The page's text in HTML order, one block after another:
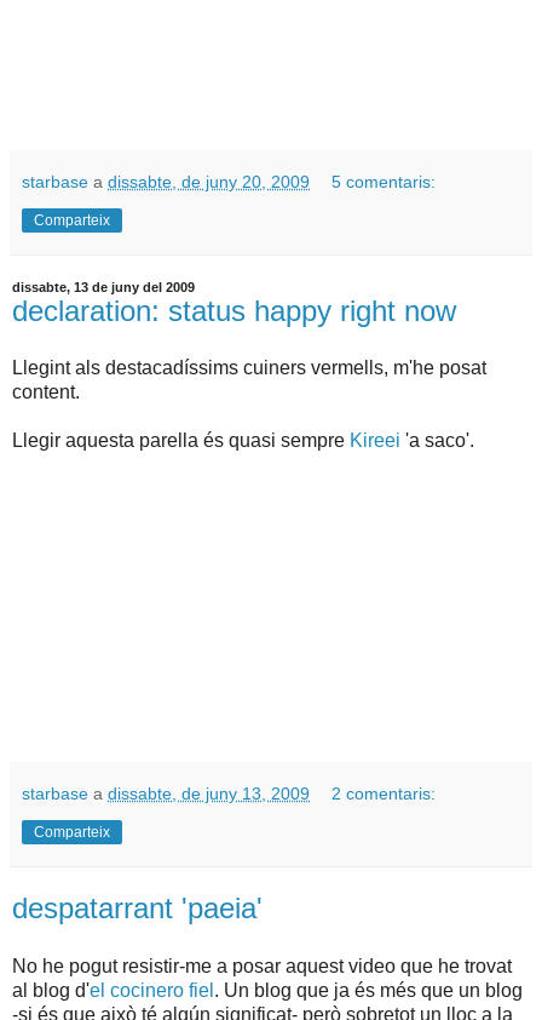
starbase a dissabte, de juny 20, 2009 5 comentaris:
Comparteix
dissabte, 13 de juny del 2009
declaration: status happy right now
Llegint als destacadíssims cuiners vermells, m'he posat
content.
Llegir aquesta parella és quasi sempre Kireei 'a saco'.
starbase a dissabte, de juny 13, 2009 2 comentaris:
Comparteix
despatarrant 'paeia'
No he pogut resistir-me a posar aquest video que he trovat
al blog d'el cocinero fiel . Un blog que ja és més que un blog
-si és que això té algún significat- però sobretot un lloc a la